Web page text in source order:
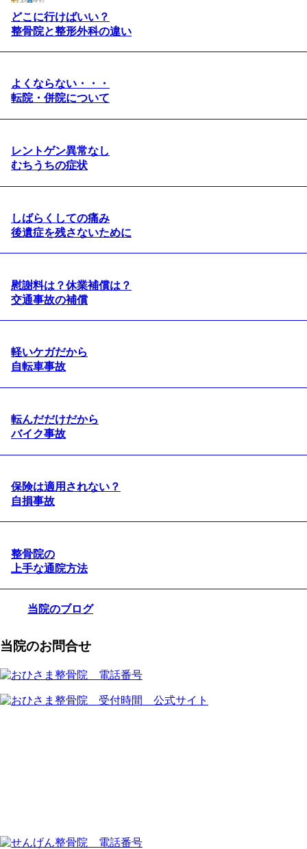
どこに行けばいい？
整骨院と整形外科の違い
よくならない・・・
転院・併院について
レントゲン異常なし
むちうちの症状
しばらくしての痛み
後遺症を残さないために
慰謝料は？休業補償は？
交通事故の補償
軽いケガだから
自転車事故
転んだだけだから
バイク事故
保険は適用されない？
自損事故
整骨院の
上手な通院方法
当院のブログclick to expand contents
当院のお問合せ